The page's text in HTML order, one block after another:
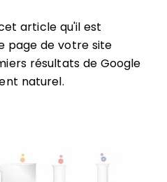
article qu'il est
page de votre site
résultats de Google
naturel.